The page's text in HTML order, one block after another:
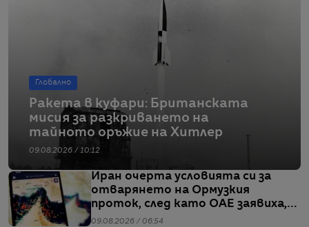
Глобално
Ракета в куфари: Британската
мисия за разкриването на
тайното оръжие на Хитлер
09.08.2026 / 10:12
Иран очерта условията си за
отварянето на Ормузкия
проток, след като ОАЕ заявиха,
че един от корабите им е бил
09.08.2026 / 06:54